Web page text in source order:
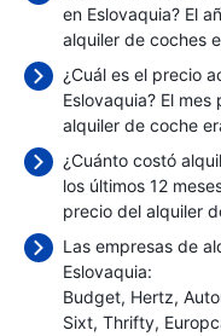
en Eslovaquia? El
alquiler de coches
¿Cuál es el precio
Eslovaquia? El
alquiler de coche
¿Cuánto costó
los últimos 12
precio del alquiler
Las empresas de
Eslovaquia:
Budget Hertz
Sixt Thrifty